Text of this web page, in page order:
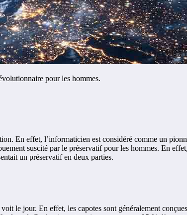
pour les hommes.
En effet, l’informaticien est considéré comme un
suscité par le préservatif pour les hommes. En
un préservatif en deux parties.
le jour. En effet, les capotes sont généralement